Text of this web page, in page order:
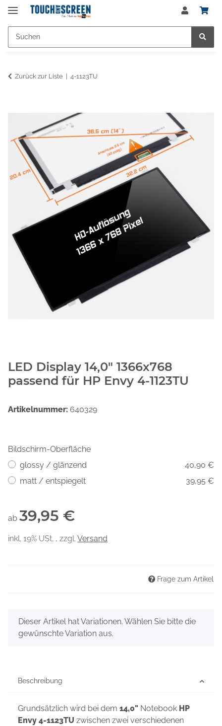
Zurück zur Liste 4-1123TU
LED Display 14,0" 1366x768
passend für HP Envy 4-1123TU
Artikelnummer: 640329
Bildschirm-Oberfläche
glossy / glänzend
40,90 €
matt / entspiegelt
39,95 €
ab 39,95 €
inkl. 19% USt. , zzgl. Versand
Frage zum Artikel
x
Dieser Artikel hat Variationen. Wählen Sie bitte die
gewünschte Variation aus.
Beschreibung
Grundsätzlich wird bei dem 14,0" Notebook HP
Envy 4-1123TU zwischen zwei verschiedenen